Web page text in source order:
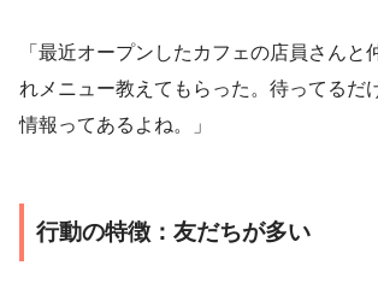
「最近オープンしたカフェの店員さんと
れメニュー教えてもらった。待ってるだ
情報ってあるよね。」
行動の特徴：友だちが多い